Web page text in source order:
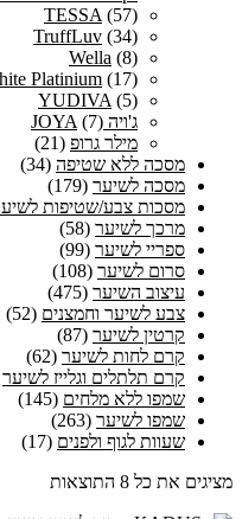
TESSA (57)
TruffLuv (34)
Wella (8)
Platinium (17)
YUDIVA (5)
ג'ויה JOYA (7)
מילר גרופ (21)
מסכה ללא שטיפה (34)
מסכה לשיער (179)
מסכות צבע/שטיפות
מרכך לשיער (58)
ספריי לשיער (99)
סרום לשיער (108)
עיצוב השיער (475)
צבע לשיער וחמצנים (52)
קרטין לשיער (87)
קרם לחות לשיער (62)
קרם תלתלים וגלייז לשיער
שמפו ללא מלחים (145)
שמפו לשיער (263)
שעוות לגוף ולפנים (17)
מציגים את כל ⁦8⁩ התוצאות